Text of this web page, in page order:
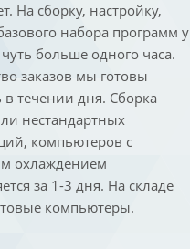
На сборку, настройку,
набора программ у
больше одного часа.
заказов мы готовы
течении дня. Сборка
нестандартных
компьютеров с
охлаждением
за 1-3 дня. На складе
компьютеры.